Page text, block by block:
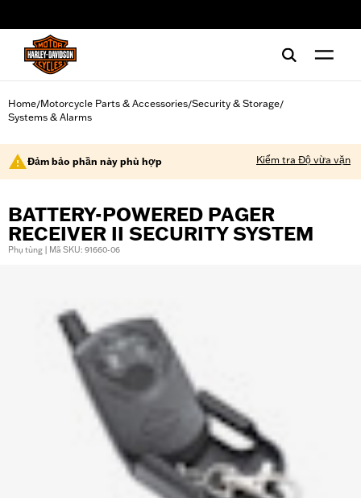
Home/Motorcycle Parts & Accessories/Security & Storage/
Systems & Alarms
Đảm bảo phần này phù hợp Kiểm tra Độ vừa vặn
BATTERY-POWERED PAGER
RECEIVER II SECURITY SYSTEM
Phụ tùng | Mã SKU: 91660-06